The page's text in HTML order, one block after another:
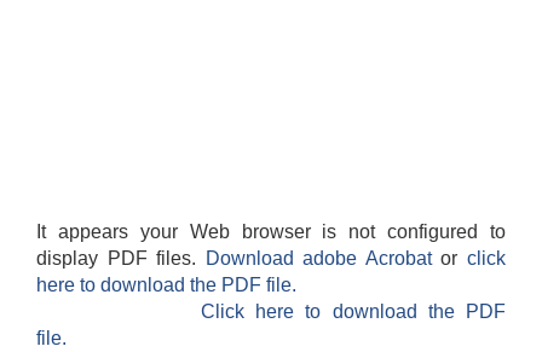
It appears your Web browser is not configured to
display PDF files.
Download adobe Acrobatorclick
here to download the PDF file.
Click here to download the PDF
file.